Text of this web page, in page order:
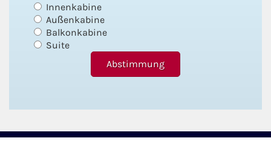
Innenkabine
Außenkabine
Balkonkabine
Suite